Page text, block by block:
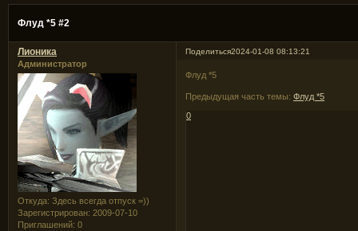
Флуд *5 #2
Поделиться2024-01-08 08:13:21
Лионика
Администратор
Откуда: Здесь всегда отпуск =))
Зарегистрирован: 2009-07-10
Приглашений: 0
Флуд *5
Предыдущая часть темы:Флуд *5
0